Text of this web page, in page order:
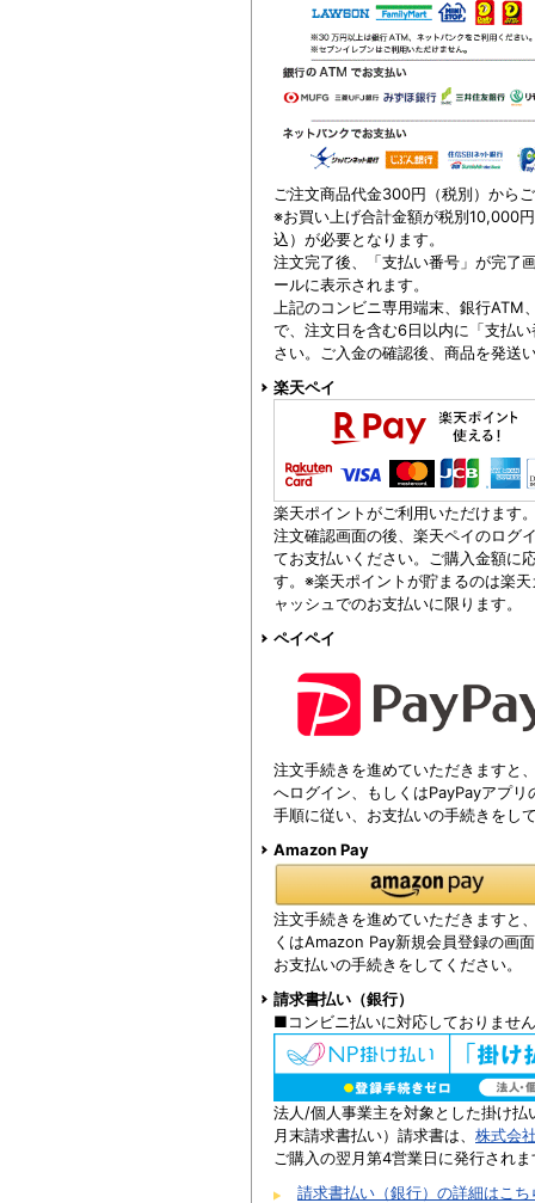
ご注文商品代金300円（税別）から
※お買い上げ合計金額が税別10,000
込）が必要となります。
注文完了後、「支払い番号」が完了
ールに表示されます。
上記のコンビニ専用端末、銀行
で、注文日を含む6日以内に「支払
さい。ご入金の確認後、商品を発送
楽天ペイ
楽天ポイントがご利用いただけます
注文確認画面の後、楽天ペイのログ
てお支払いください。ご購入金額に
す。※楽天ポイントが貯まるのは楽
ャッシュでのお支払いに限ります。
ペイペイ
注文手続きを進めていただきますと
へログイン、もしくはPayPayアプ
手順に従い、お支払いの手続きをし
Amazon Pay
注文手続きを進めていただきますと
くはAmazon Pay新規会員登録の画
お支払いの手続きをしてください。
請求書払い（銀行）
■コンビニ払いに対応しておりませ
法人/個人事業主を対象とした掛け
月末請求書払い）請求書は、 株式会
ご購入の翌月第4営業日に発行され
請求書払い（銀行）の詳細はこち